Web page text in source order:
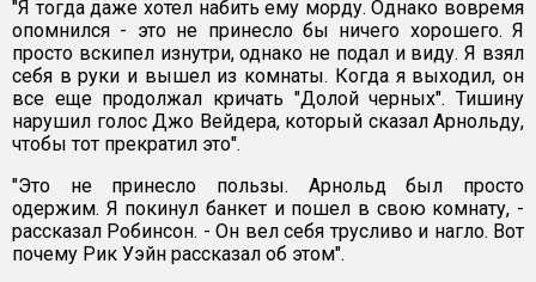
"Я тогда даже хотел набить ему морду. Однако вовремя
опомнился - это не принесло бы ничего хорошего. Я
просто вскипел изнутри, однако не подал и виду. Я взял
себя в руки и вышел из комнаты. Когда я выходил, он
все еще продолжал кричать "Долой черных". Тишину
нарушил голос Джо Вейдера, который сказал Арнольду,
чтобы тот прекратил это".
"Это не принесло пользы. Арнольд был просто
одержим. Я покинул банкет и пошел в свою комнату, -
рассказал Робинсон. - Он вел себя трусливо и нагло. Вот
почему Рик Уэйн рассказал об этом".